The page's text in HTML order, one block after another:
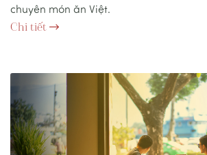
chuyên món ăn Việt.
Chi tiết